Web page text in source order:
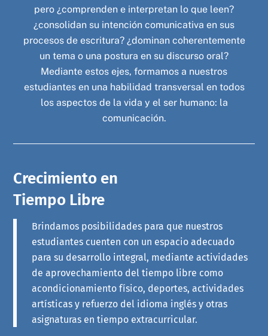
pero ¿comprenden e interpretan lo que leen?
¿consolidan su intención comunicativa en sus
procesos de escritura? ¿dominan coherentemente
un tema o una postura en su discurso oral?
Mediante estos ejes, formamos a nuestros
estudiantes en una habilidad transversal en todos
los aspectos de la vida y el ser humano: la
comunicación.
Crecimiento en
Tiempo Libre
Brindamos posibilidades para que nuestros
estudiantes cuenten con un espacio adecuado
para su desarrollo integral, mediante actividades
de aprovechamiento del tiempo libre como
acondicionamiento físico, deportes, actividades
artísticas y refuerzo del idioma inglés y otras
asignaturas en tiempo extracurricular.